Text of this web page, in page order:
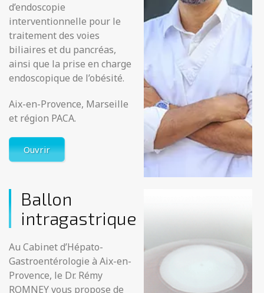
d’endoscopie
interventionnelle pour le
traitement des voies
biliaires et du pancréas,
ainsi que la prise en charge
endoscopique de l’obésité.
Aix-en-Provence, Marseille
et région PACA.
Ouvrir
Ballon
intragastrique
Au Cabinet d’Hépato-
Gastroentérologie à Aix-en-
Provence, le Dr. Rémy
ROMNEY vous propose de